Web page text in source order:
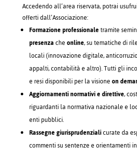
Accedendo all’area riservata, potrai
offerti dall’Associazione:
Formazione professionaletramite
presenzacheonline, su tematiche di
locali (innovazione digitale,
appalti, contabilità e altro). Tutti gli
e resi disponibili per la visioneon
Aggiornamenti normativi e direttive,
riguardanti la normativa nazionale e
enti pubblici.
Rassegne giurisprudenzialicurate da
commenti su sentenze e orientamenti